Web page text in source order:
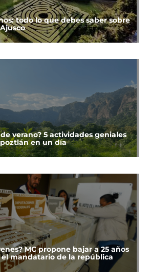
todo lo que debes saber sobre
verano? 5 actividades geniales
en un día
MC propone bajar a 25 años
el mandatario de la república